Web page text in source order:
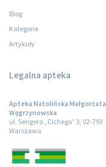
Blog
Kategorie
Artykuły
Legalna apteka
Apteka Natolińska Małgorzata
Węgrzynowska
ul. Sengera „Cichego” 3, 02-793
Warszawa